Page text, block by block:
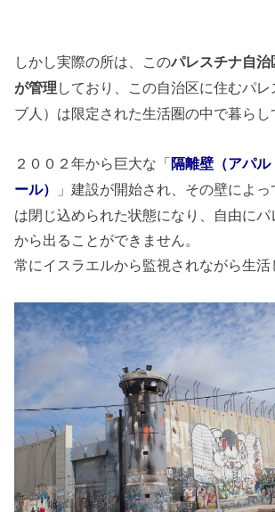
しかし実際の所は、このパレスチナ自
が管理 しており、この自治区に住むパレ
ブ人）は限定された生活圏の中で暮らし
２００２年から巨大な「 隔離壁（アパ
ール）
」建設が開始され、その壁によっ
は閉じ込められた状態になり、自由にパ
から出ることができません。
常にイスラエルから監視されながら生活